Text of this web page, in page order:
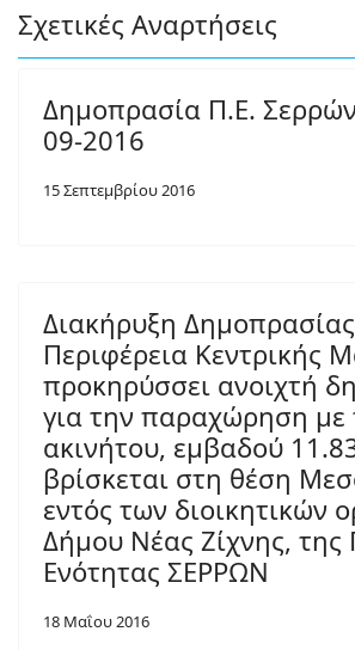
Σχετικές Αναρτήσεις
Δημοπρασία Π.Ε.
09-2016
15 Σεπτεμβρίου 2016
Διακήρυξη
Περιφέρεια Κεντρικής
προκηρύσσει ανοιχτή
για την παραχώρηση με
ακινήτου, εμβαδού
βρίσκεται στη θέση
εντός των διοικητικών
Δήμου Νέας Ζίχνης, της
Ενότητας ΣΕΡΡΩΝ
18 Μαΐου 2016